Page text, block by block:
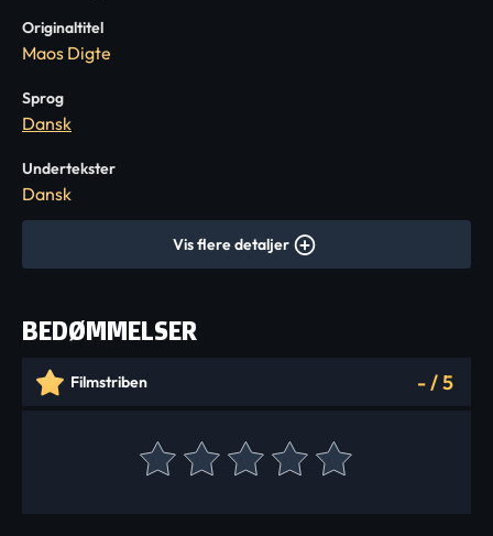
Originaltitel
Maos Digte
Sprog
Dansk
Undertekster
Dansk
Vis flere detaljer
BEDØMMELSER
Filmstriben -/5